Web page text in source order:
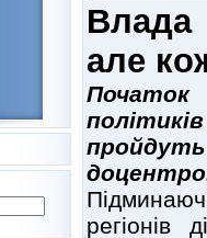
Влада
але
Початок
регіонів